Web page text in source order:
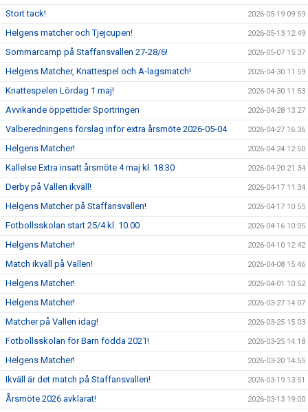
Stort tack! 2026-05-19 09:59
Helgens matcher och Tjejcupen! 2026-05-13 12:49
Sommarcamp på Staffansvallen 27-28/6! 2026-05-07 15:37
Helgens Matcher, Knattespel och A-lagsmatch! 2026-04-30 11:59
Knattespelen Lördag 1 maj! 2026-04-30 11:53
Avvikande öppettider Sportringen 2026-04-28 13:27
Valberedningens förslag inför extra årsmöte 2026-05-04 2026-04-27 16:36
Helgens Matcher! 2026-04-24 12:50
Kallelse Extra insatt årsmöte 4 maj kl. 18.30 2026-04-20 21:34
Derby på Vallen ikväll! 2026-04-17 11:34
Helgens Matcher på Staffansvallen! 2026-04-17 10:55
Fotbollsskolan start 25/4 kl. 10.00 2026-04-16 10:05
Helgens Matcher! 2026-04-10 12:42
Match ikväll på Vallen! 2026-04-08 15:46
Helgens Matcher! 2026-04-01 10:52
Helgens Matcher! 2026-03-27 14:07
Matcher på Vallen idag! 2026-03-25 15:03
Fotbollsskolan för Barn födda 2021! 2026-03-25 14:18
Helgens Matcher! 2026-03-20 14:55
Ikväll är det match på Staffansvallen! 2026-03-19 13:51
Årsmöte 2026 avklarat! 2026-03-13 19:00